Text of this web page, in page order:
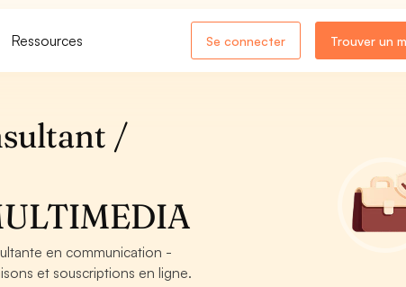
Ressources Se connecter Trouver un
/
en communication -
et souscriptions en ligne.